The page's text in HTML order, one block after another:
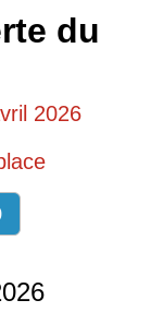
du
2026